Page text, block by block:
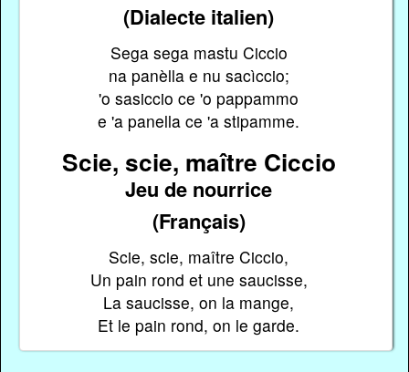
(Dialecte italien)
Sega sega mastu Ciccio
na panèlla e nu sacìccio;
'o sasiccio ce 'o pappammo
e 'a panella ce 'a stipamme.
Scie, scie, maître Ciccio
Jeu de nourrice
(Français)
Scie, scie, maître Ciccio,
Un pain rond et une saucisse,
La saucisse, on la mange,
Et le pain rond, on le garde.